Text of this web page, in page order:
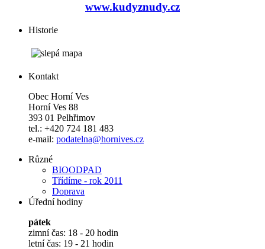
www.kudyznudy.cz
Historie
Kontakt
Obec Horní Ves
Horní Ves 88
393 01 Pelhřimov
tel.: +420 724 181 483
e-mail: podatelna@hornives.cz
Různé
BIOODPAD
Třídíme - rok 2011
Doprava
Úřední hodiny
pátek
zimní čas: 18 - 20 hodin
letní čas: 19 - 21 hodin